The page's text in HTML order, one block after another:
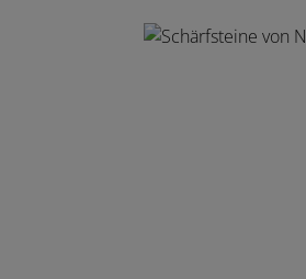
Bildergalerie überspringen